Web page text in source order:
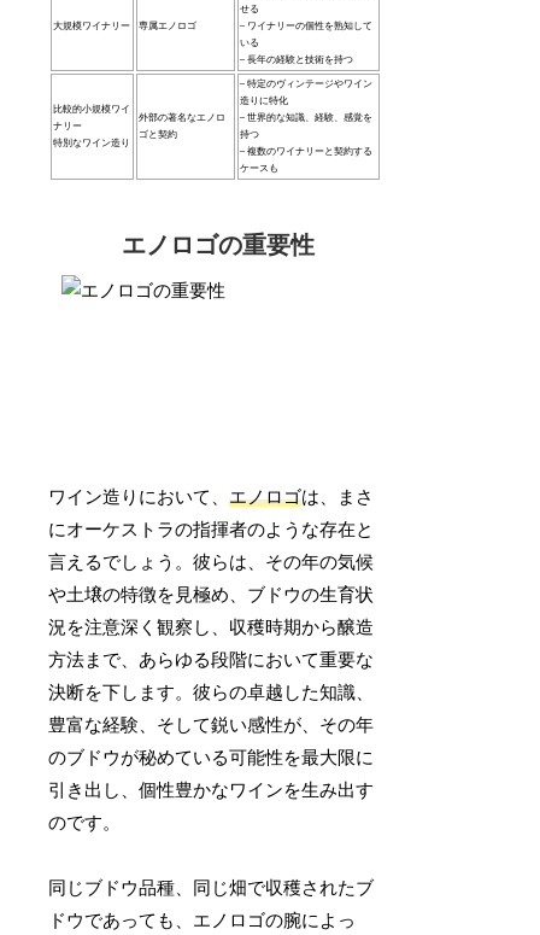
大規模ワイナリー 専属エノロゴ
せる
– ワイナリーの個性を熟知して
いる
– 長年の経験と技術を持つ
比較的小規模ワイ
ナリー
特別なワイン造り
外部の著名なエノロ
ゴと契約
– 特定のヴィンテージやワイン
造りに特化
– 世界的な知識、経験、感覚を
持つ
– 複数のワイナリーと契約する
ケースも
エノロゴの重要性
ワイン造りにおいて、エノロゴは、まさ
にオーケストラの指揮者のような存在と
言えるでしょう。彼らは、その年の気候
や土壌の特徴を見極め、ブドウの生育状
況を注意深く観察し、収穫時期から醸造
方法まで、あらゆる段階において重要な
決断を下します。彼らの卓越した知識、
豊富な経験、そして鋭い感性が、その年
のブドウが秘めている可能性を最大限に
引き出し、個性豊かなワインを生み出す
のです。
同じブドウ品種、同じ畑で収穫されたブ
ドウであっても、エノロゴの腕によっ